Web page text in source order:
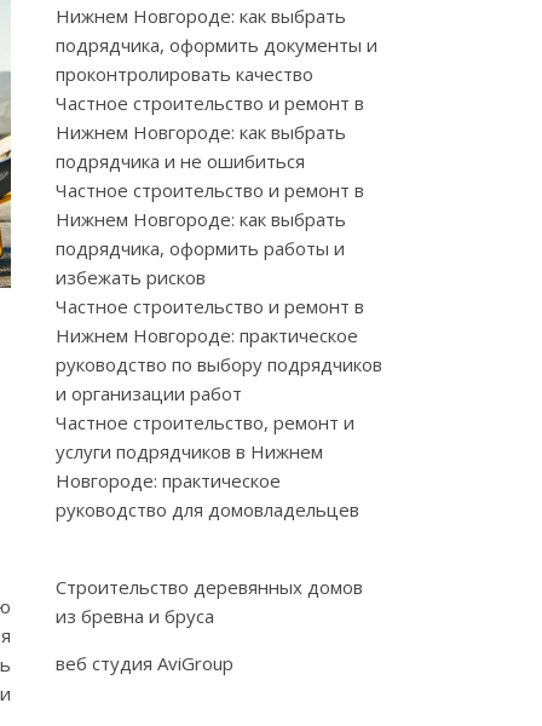
Нижнем Новгороде: как выбрать
подрядчика, оформить документы и
проконтролировать качество
Частное строительство и ремонт в
Нижнем Новгороде: как выбрать
подрядчика и не ошибиться
Частное строительство и ремонт в
Нижнем Новгороде: как выбрать
подрядчика, оформить работы и
избежать рисков
Частное строительство и ремонт в
Нижнем Новгороде: практическое
руководство по выбору подрядчиков
и организации работ
Частное строительство, ремонт и
услуги подрядчиков в Нижнем
Новгороде: практическое
руководство для домовладельцев
Строительство деревянных домов
из бревна и бруса
веб студия AviGroup